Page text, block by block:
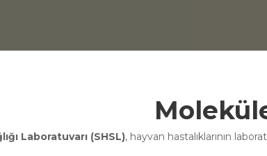
Laboratuvarı (SHSL), hayvan hastalıklarının